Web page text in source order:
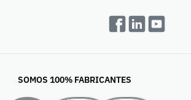
SOMOS 100% FABRICANTES